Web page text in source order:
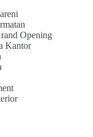
Opening
Kantor